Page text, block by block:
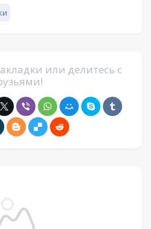
или делитесь с